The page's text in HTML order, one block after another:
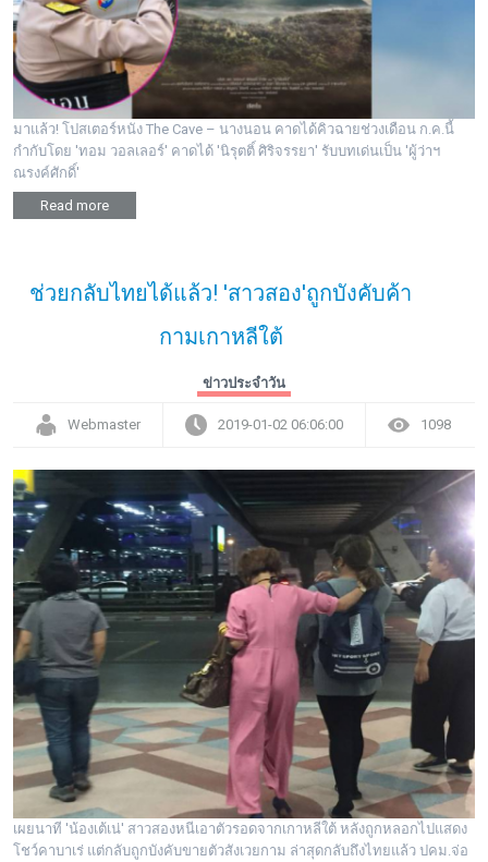
มาแล้ว! โปสเตอร์หนัง The Cave – นางนอน คาดได้คิวฉายช่วงเดือน ก.ค.นี้
กำกับโดย 'ทอม วอลเลอร์' คาดได้ 'นิรุตติ์ ศิริจรรยา' รับบทเด่นเป็น 'ผู้ว่าฯ
ณรงค์ศักดิ์'
Read more
ช่วยกลับไทยได้แล้ว! 'สาวสอง'ถูกบังคับค้า
กามเกาหลีใต้
ข่าวประจำวัน
Webmaster 2019-01-02 06:06:00 1098
เผยนาที 'น้องเต้เน่' สาวสองหนีเอาตัวรอดจากเกาหลีใต้ หลังถูกหลอกไปแสดง
โชว์คาบาเร่ แต่กลับถูกบังคับขายตัวสังเวยกาม ล่าสุดกลับถึงไทยแล้ว ปคม.จ่อ